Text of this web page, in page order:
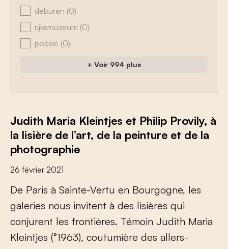
deburen (0)
rijksmuseum (0)
poésie (0)
+ Voir 994 plus
Judith Maria Kleintjes et Philip Provily, à
la lisière de l’art, de la peinture et de la
photographie
26 février 2021
De Paris à Sainte-Vertu en Bourgogne, les
galeries nous invitent à des lisières qui
conjurent les frontières. Témoin Judith Maria
Kleintjes (°1963), coutumière des allers-